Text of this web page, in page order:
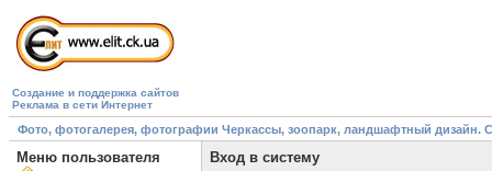
Создание и поддержка сайтов
Реклама в сети Интернет
Фото, фотогалерея, фотографии Черкассы, зоопарк, ландшафтный дизайн.
Меню пользователя Вход в систему